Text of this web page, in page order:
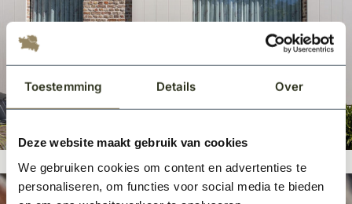
Toestemming Details Over
Deze website maakt gebruik van cookies
We gebruiken cookies om content en advertenties te
personaliseren, om functies voor social media te bieden